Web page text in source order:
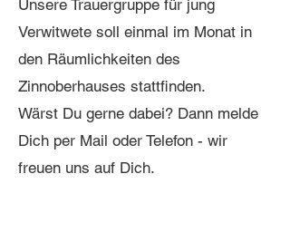
Unsere Trauergruppe für jung
Verwitwete soll einmal im Monat in
den Räumlichkeiten des
Zinnoberhauses stattfinden.
Wärst Du gerne dabei? Dann melde
Dich per Mail oder Telefon - wir
freuen uns auf Dich.